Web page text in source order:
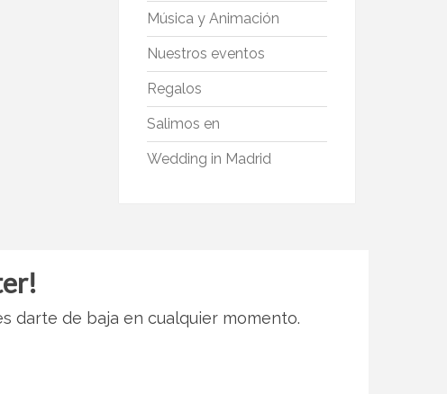
Música y Animación
Nuestros eventos
Regalos
Salimos en
Wedding in Madrid
darte de baja en cualquier momento.